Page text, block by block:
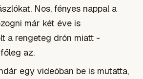
Nos, fényes nappal a
már két éve is
a rengeteg drón miatt -
az.
egy videóban be is mutatta,